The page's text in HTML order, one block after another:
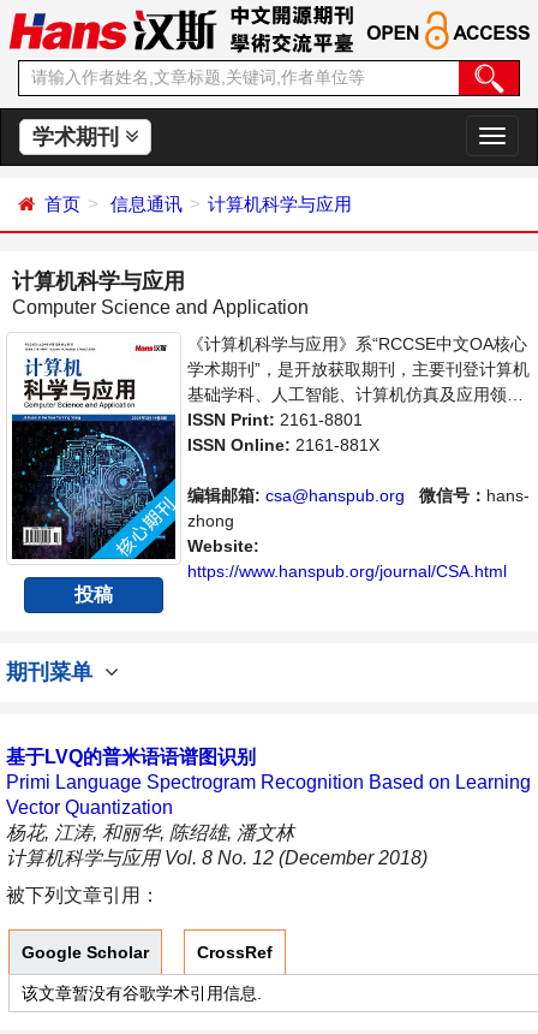
学术期刊
切
换
首页 信息通讯 计算机科学与应用
计算机科学与应用
Computer Science and Application
投稿
《计算机科学与应用》系“RCCSE中文OA核心
学术期刊”，是开放获取期刊，主要刊登计算机
基础学科、人工智能、计算机仿真及应用领域
内最新技术及成果展示的相关论文。本刊支持
思想创新、学术创新，倡导科学，繁荣学术，
的科学家、学者、科研人员提供一个传播、分
享和讨论计算机科学领域内不同方向问题与发
展的交流平台。
ISSN Print: 2161-8801
ISSN Online: 2161-881X
编辑邮箱: csa@hanspub.org 微信号： hans-
zhong
Website:
https://www.hanspub.org/journal/CSA.html
期刊菜单
基于LVQ的普米语语谱图识别
Primi Language Spectrogram Recognition Based on Learning
Vector Quantization
杨花, 江涛, 和丽华, 陈绍雄, 潘文林
计算机科学与应用 Vol. 8 No. 12 (December 2018)
被下列文章引用：
Google Scholar CrossRef
该文章暂没有谷歌学术引用信息.